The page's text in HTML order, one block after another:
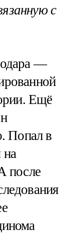
с
—
Ещё
Попал в
на
после